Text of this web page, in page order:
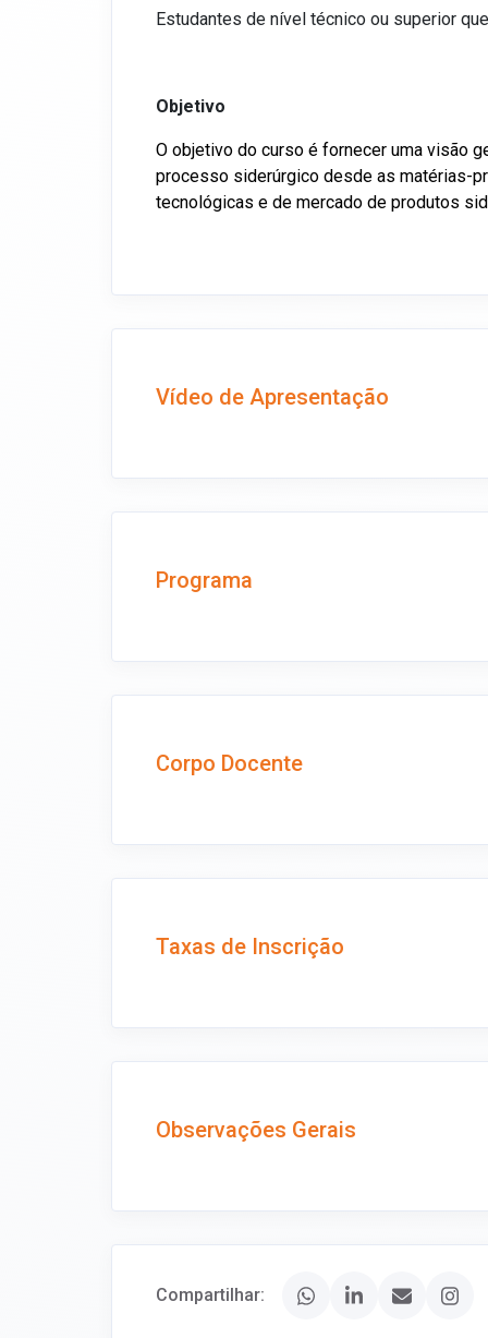
Estudantes de nível técnico ou superior
Objetivo
O objetivo do curso é fornecer uma visão
processo siderúrgico desde as matérias-
tecnológicas e de mercado de produtos
Vídeo de Apresentação
Programa
Corpo Docente
Taxas de Inscrição
Observações Gerais
Compartilhar: